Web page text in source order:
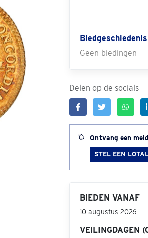
Biedgeschiedenis
Geen biedingen
Delen op de socials
Ontvang een
STEL EEN
BIEDEN VANAF
10 augustus 2026
VEILINGDAGEN